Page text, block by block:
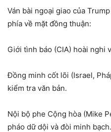
Ván bài ngoại giao của
phía về mặt đồng thuận:
Giới tình báo (CIA) hoài nghi
Đồng minh cốt lõi (Israel,
kiểm tra văn bản.
Nội bộ phe Cộng hòa (Mike
pháo dữ dội và đòi minh bạch.